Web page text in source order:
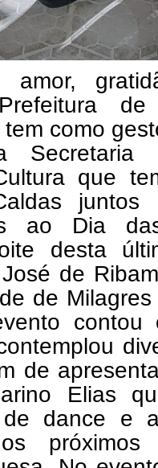
amor,
como
Secretaria
que
juntos
ao Dia
desta
de
de
contou
de
Elias
de dance e